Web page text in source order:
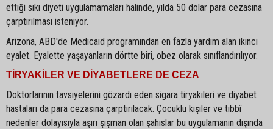
ettiği sıkı diyeti uygulamamaları halinde, yılda 50 dolar para cezasına
çarptırılması isteniyor.
Arizona, ABD'de Medicaid programından en fazla yardım alan ikinci
eyalet. Eyalette yaşayanların dörtte biri, obez olarak sınıflandırılıyor.
TİRYAKİLER VE DİYABETLERE DE CEZA
Doktorlarının tavsiyelerini gözardı eden sigara tiryakileri ve diyabet
hastaları da para cezasına çarptırılacak. Çocuklu kişiler ve tıbbî
nedenler dolayısıyla aşırı şişman olan şahıslar bu uygulamanın dışında